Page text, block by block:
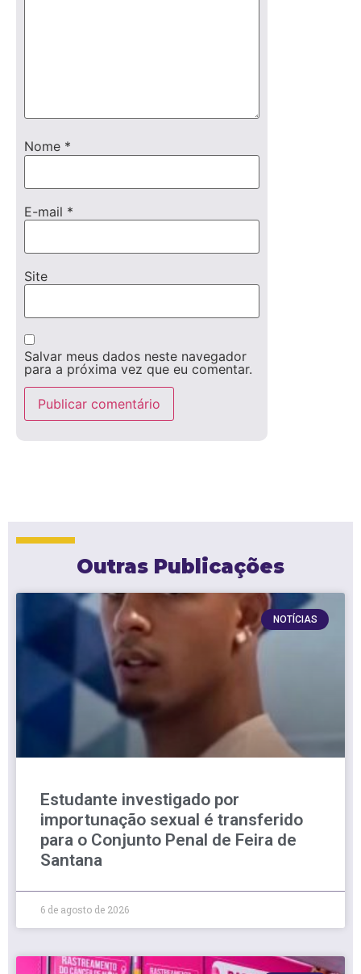
Nome *
E-mail *
Site
Salvar meus dados neste navegador
para a próxima vez que eu comentar.
Outras Publicações
NOTÍCIAS
Estudante investigado por
importunação sexual é transferido
para o Conjunto Penal de Feira de
Santana
6 de agosto de 2026